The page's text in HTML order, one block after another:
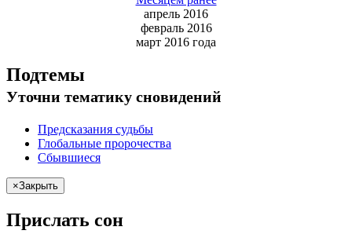
апрель 2016
февраль 2016
март 2016 года
Подтемы
Уточни тематику сновидений
Предсказания судьбы
Глобальные пророчества
Сбывшиеся
×Закрыть
Прислать сон